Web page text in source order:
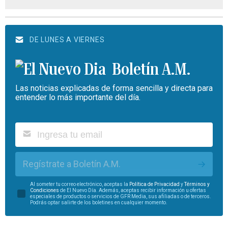
DE LUNES A VIERNES
Boletín A.M.
Las noticias explicadas de forma sencilla y directa para
entender lo más importante del día.
Regístrate a Boletín A.M.
Al someter tu correo electrónico, aceptas la Política de Privacidad y
Términos y
Condiciones de El Nuevo Día. Además, aceptas recibir información u ofertas
especiales de productos o servicios de GFR Media, sus afiliadas o de terceros.
Podrás optar salirte de los boletines en cualquier momento.